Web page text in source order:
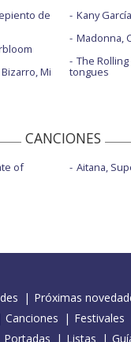
de
Mi
Kany
Madonna,
The
tongues
CANCIONES
of Aitana,
Próximas
Canciones Festivales
Portadas Listas